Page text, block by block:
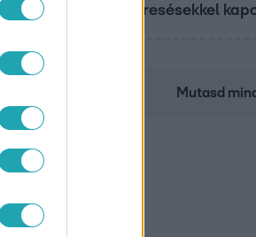
megkeresésekkel
Mutasd